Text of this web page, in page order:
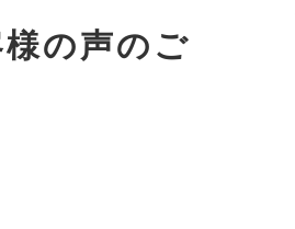
の声のご